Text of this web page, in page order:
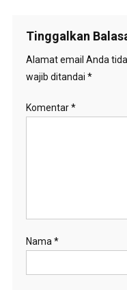
Tinggalkan
Alamat email Anda
wajib ditandai *
Komentar*
Nama *